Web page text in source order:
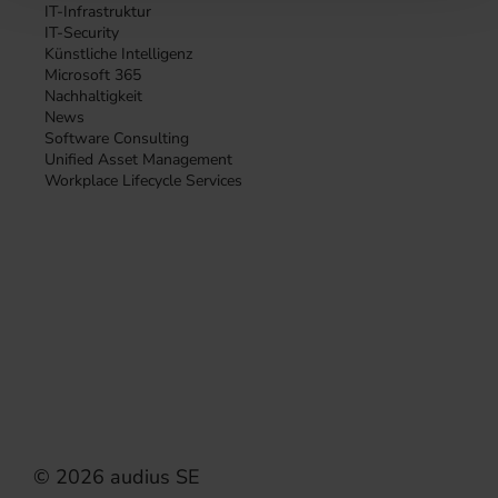
IT-Infrastruktur
IT-Security
Künstliche Intelligenz
Microsoft 365
Nachhaltigkeit
News
Software Consulting
Unified Asset Management
Workplace Lifecycle Services